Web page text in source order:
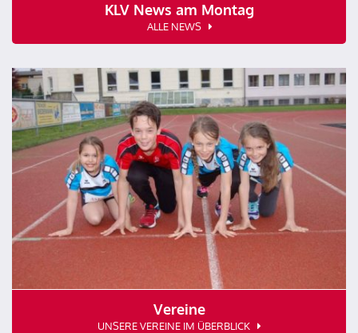
KLV News am Montag
ALLE NEWS
Vereine
UNSERE VEREINE IM ÜBERBLICK